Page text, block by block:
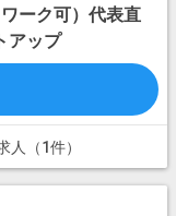
ーク可）代表直
アップ
人（1件）